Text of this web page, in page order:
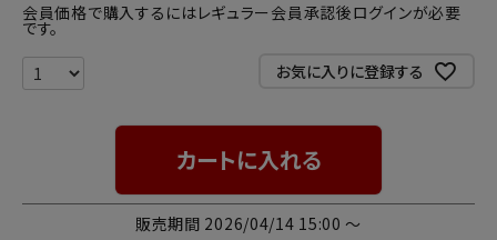
会員価格で購入するにはレギュラー会員承認後ログインが必要
です。
お気に入りに登録する
カートに入れる
販売期間 2026/04/14 15:00 〜